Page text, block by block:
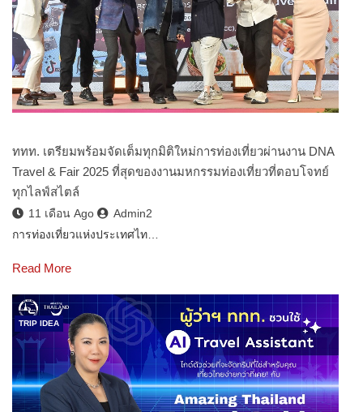
ททท. เตรียมพร้อมจัดเต็มทุกมิติใหม่การท่องเที่ยวผ่านงาน DNA
Travel & Fair 2025 ที่สุดของงานมหกรรมท่องเที่ยวที่ตอบโจทย์
ทุกไลฟ์สไตล์
11 เดือน Ago
Admin2
การท่องเที่ยวแห่งประเทศไท…
Read More
TRIP IDEA